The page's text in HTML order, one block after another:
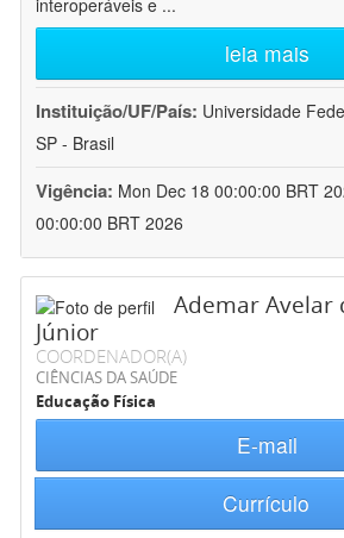
interoperáveis e ...
leia mais
Instituição/UF/País: Universidade
SP - Brasil
Vigência: Mon Dec 18 00:00:00 BRT
00:00:00 BRT 2026
Ademar Avelar
Júnior
COORDENADOR(A)
CIÊNCIAS DA SAÚDE
Educação Física
E-mail
Currículo